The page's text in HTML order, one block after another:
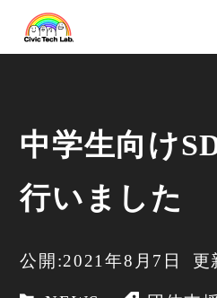
中学生向け
行いました
公開:2021年8月7日 更